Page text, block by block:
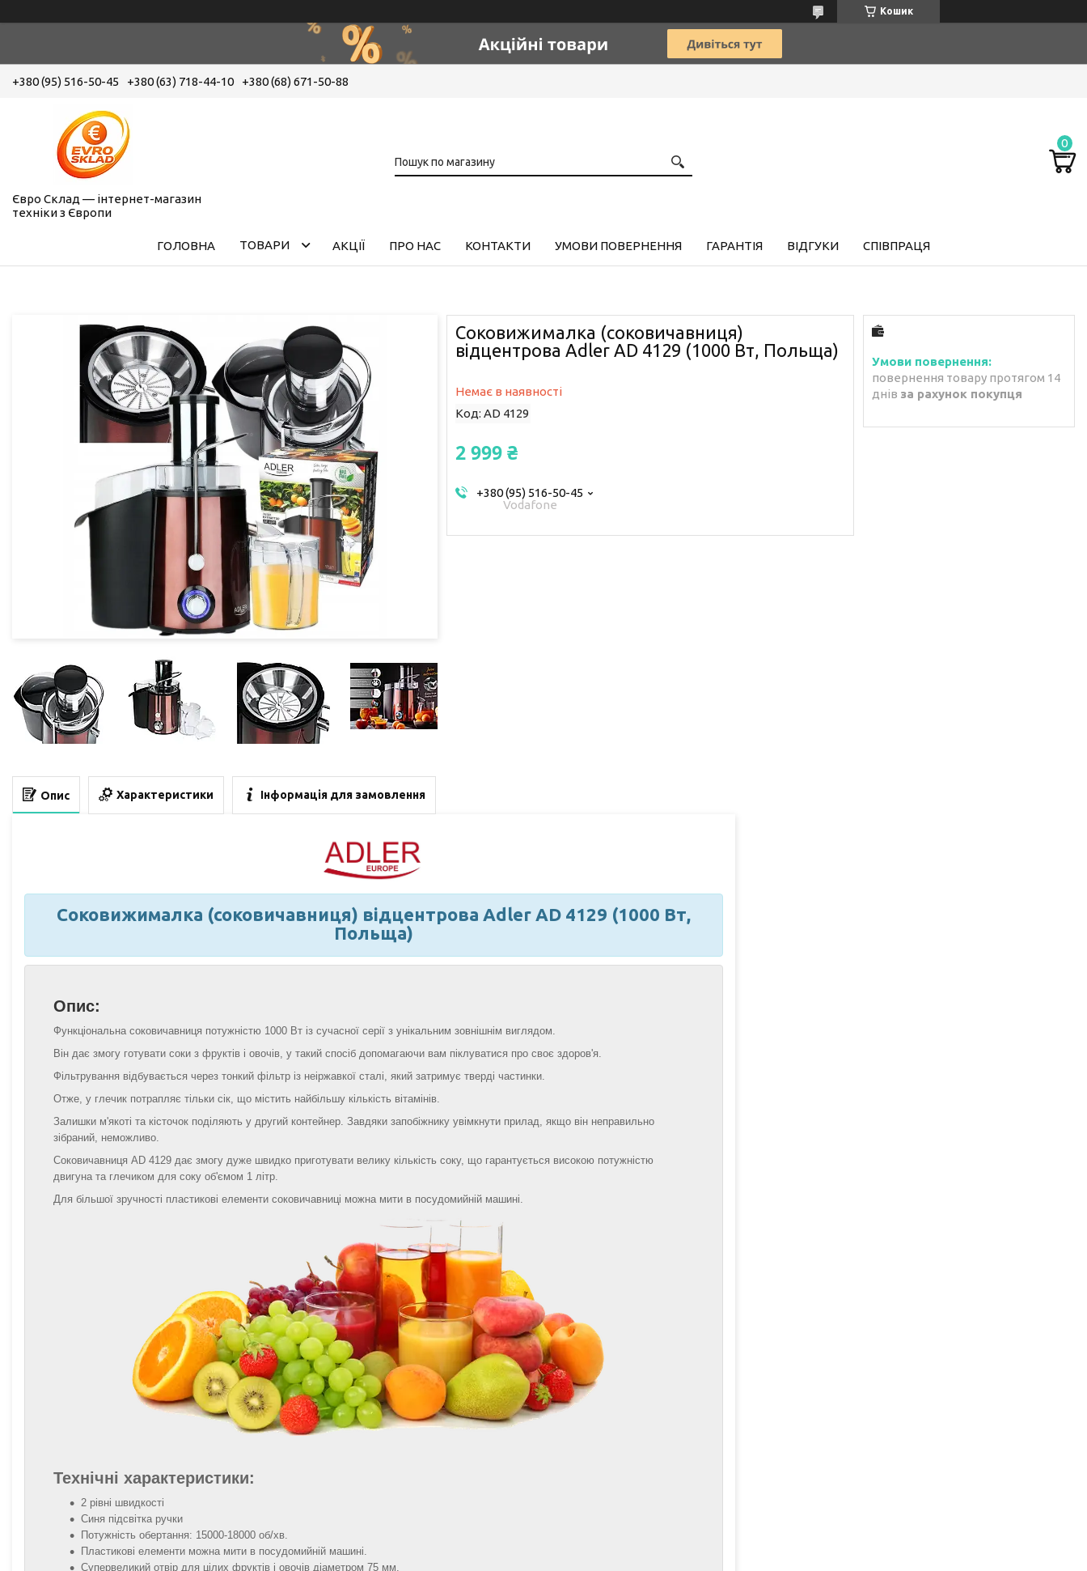
Кошик
+380 (95) 516-50-45 +380 (63) 718-44-10 +380 (68) 671-50-88
Євро Склад — інтернет-магазин
техніки з Європи
ГОЛОВНА ТОВАРИ АКЦІЇ ПРО НАС КОНТАКТИ УМОВИ ПОВЕРНЕННЯ ГАРАНТІЯ ВІДГУКИ СПІВПРАЦЯ
Соковижималка (соковичавниця)
відцентрова Adler AD 4129 (1000 Вт, Польща)
Немає в наявності
Код: AD 4129
2 999 ₴
+380 (95) 516-50-45
Vodafone
повернення товару протягом 14
днів за рахунок покупця
Опис Характеристики Інформація для замовлення
Соковижималка (соковичавниця) відцентрова Adler AD 4129 (1000 Вт,
Польща)
Опис:
Функціональна соковичавниця потужністю 1000 Вт із сучасної серії з унікальним зовнішнім виглядом.
Він дає змогу готувати соки з фруктів і овочів, у такий спосіб допомагаючи вам піклуватися про своє здоров'я.
Фільтрування відбувається через тонкий фільтр із неіржавкої сталі, який затримує тверді частинки.
Отже, у глечик потрапляє тільки сік, що містить найбільшу кількість вітамінів.
Залишки м'якоті та кісточок поділяють у другий контейнер. Завдяки запобіжнику увімкнути прилад, якщо він неправильно
зібраний, неможливо.
Соковичавниця AD 4129 дає змогу дуже швидко приготувати велику кількість соку, що гарантується високою потужністю
двигуна та глечиком для соку об'ємом 1 літр.
Для більшої зручності пластикові елементи соковичавниці можна мити в посудомийній машині.
Технічні характеристики:
2 рівні швидкості
Синя підсвітка ручки
Потужність обертання: 15000-18000 об/хв.
Пластикові елементи можна мити в посудомийній машині.
Супервеликий отвір для цілих фруктів і овочів діаметром 75 мм.